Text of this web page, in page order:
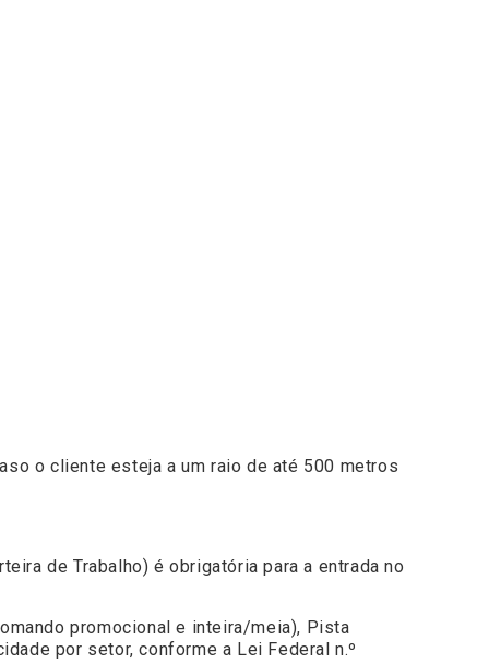
o cliente esteja a um raio de até 500 metros
de Trabalho) é obrigatória para a entrada no
promocional e inteira/meia), Pista
por setor, conforme a Lei Federal n.º